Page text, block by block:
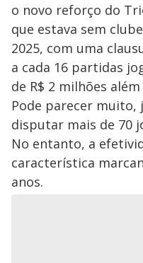
o novo reforço do
que estava sem
2025, com uma
a cada 16 partidas
de R$ 2 milhões
Pode parecer muito,
disputar mais de 70
No entanto, a
característica
anos.